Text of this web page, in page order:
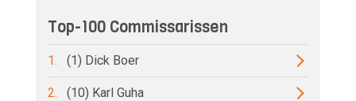
Top-100 Commissarissen
1. (1) Dick Boer
2. (10) Karl Guha